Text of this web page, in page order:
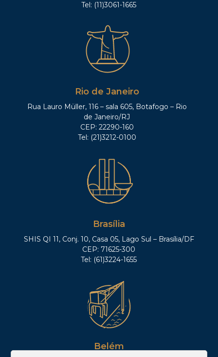
Tel: (11)3061-1665
Rio de Janeiro
Rua Lauro Müller, 116 – sala 605, Botafogo – Rio
de Janeiro/RJ
CEP: 22290-160
Tel: (21)3212-0100
Brasília
SHIS QI 11, Conj. 10, Casa 05, Lago Sul – Brasília/DF
CEP: 71625-300
Tel: (61)3224-1655
Belém